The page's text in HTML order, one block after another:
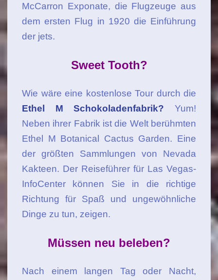
McCarron Exponate, die Flugzeuge aus
dem ersten Flug in 1920 die Einführung
der jets.
Sweet Tooth?
Wie wäre eine kostenlose Tour durch die
Ethel M Schokoladenfabrik?
Yum!
Neben ihrer Fabrik ist die Welt berühmten
Ethel M Botanical Cactus Garden. Eine
der größten Sammlungen von Nevada
Kakteen. Der Reiseführer für Las Vegas-
InfoCenter können Sie in die richtige
Richtung für Spaß und ungewöhnliche
Dinge zu tun, zeigen.
Müssen neu beleben?
Nach einem langen Tag oder Nacht,